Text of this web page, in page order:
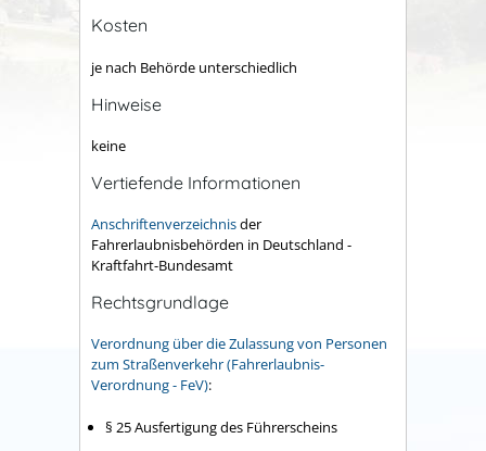
Kosten
je nach Behörde unterschiedlich
Hinweise
keine
Vertiefende Informationen
Anschriftenverzeichnisder
Fahrerlaubnisbehörden in Deutschland -
Kraftfahrt-Bundesamt
Rechtsgrundlage
Verordnung über die Zulassung von Personen
zum Straßenverkehr (Fahrerlaubnis-
Verordnung - FeV):
§ 25 Ausfertigung des Führerscheins